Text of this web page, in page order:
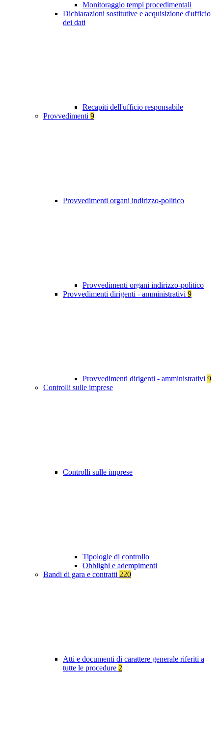
Monitoraggio tempi procedimentali
Dichiarazioni sostitutive e acquisizione d'ufficio
dei dati
Recapiti dell'ufficio responsabile
Provvedimenti 9
Provvedimenti organi indirizzo-politico
Provvedimenti organi indirizzo-politico
Provvedimenti dirigenti - amministrativi 9
Provvedimenti dirigenti - amministrativi 9
Controlli sulle imprese
Controlli sulle imprese
Tipologie di controllo
Obblighi e adempimenti
Bandi di gara e contratti 220
Atti e documenti di carattere generale riferiti a
tutte le procedure 2